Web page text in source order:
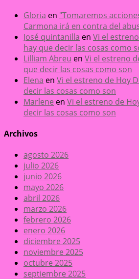
Gloria en "Tomaremos
Carmona irá en contra del
José quintanilla en Vi el
hay que decir las cosas como
Lilliam Abreu en Vi el estreno
que decir las cosas como son
Elena en Vi el estreno de Hoy
decir las cosas como son
Marlene en Vi el estreno de
decir las cosas como son
Archivos
agosto 2026
julio 2026
junio 2026
mayo 2026
abril 2026
marzo 2026
febrero 2026
enero 2026
diciembre 2025
noviembre 2025
octubre 2025
septiembre 2025